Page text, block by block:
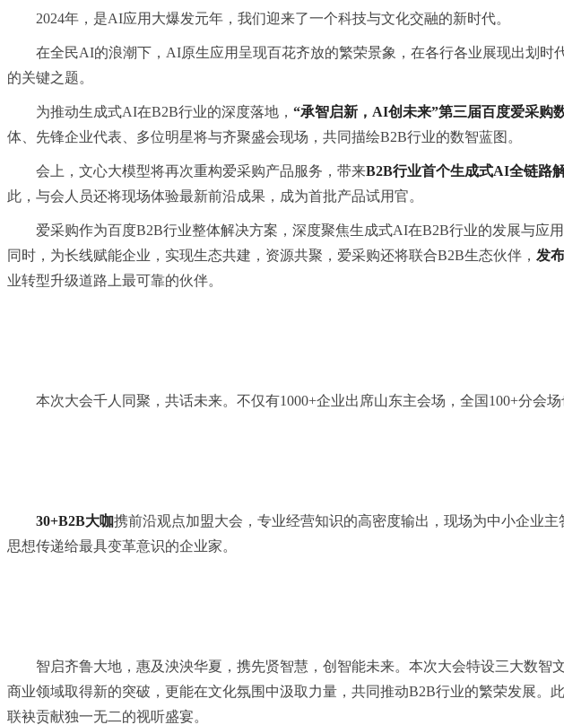
2024年，是AI应用大爆发元年，我们迎来了一个科技与文化交融的新时代。
在全民AI的浪潮下，AI原生应用呈现百花齐放的繁荣景象，在各行各业展现出划时
的关键之题。
为推动生成式AI在B2B行业的深度落地， “承智启新，AI创未来”第三届百度爱采购
体、先锋企业代表、多位明星将与齐聚盛会现场，共同描绘B2B行业的数智蓝图。
会上，文心大模型将再次重构爱采购产品服务，带来B2B行业首个生成式AI全链路
此，与会人员还将现场体验最新前沿成果，成为首批产品试用官。
爱采购作为百度B2B行业整体解决方案，深度聚焦生成式AI在B2B行业的发展与应用
同时，为长线赋能企业，实现生态共建，资源共聚，爱采购还将联合B2B生态伙伴， 发
业转型升级道路上最可靠的伙伴。
本次大会千人同聚，共话未来。不仅有1000+企业出席山东主会场，全国100+分会
30+B2B大咖携前沿观点加盟大会，专业经营知识的高密度输出，现场为中小企业
思想传递给最具变革意识的企业家。
智启齐鲁大地，惠及泱泱华夏，携先贤智慧，创智能未来。本次大会特设三大数
商业领域取得新的突破，更能在文化氛围中汲取力量，共同推动B2B行业的繁荣发展。此
联袂贡献独一无二的视听盛宴。